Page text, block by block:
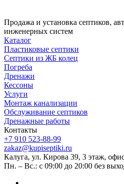
Продажа и установка септиков,
инженерных систем
Каталог
Пластиковые септики
Септики из ЖБ колец
Погреба
Дренажи
Кессоны
Услуги
Монтаж канализации
Обслуживание септиков
Дренажные работы
Контакты
+7 910 523-88-99
zakaz@kupiseptiki.ru
Калуга, ул. Кирова 39, 3 этаж,
Пн. – Вс.: с 09:00 до 20:00 без